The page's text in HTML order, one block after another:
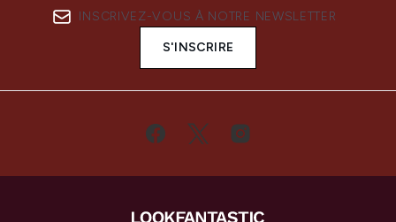
INSCRIVEZ-VOUS À NOTRE NEWSLETTER
S'INSCRIRE